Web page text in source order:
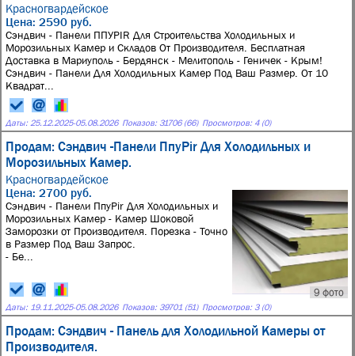
Красногвардейское
Цена: 2590 руб.
Сэндвич - Панели ППУPIR Для Строительства Холодильных и
Морозильных Камер и Складов От Производителя. Бесплатная
Доставка в Мариуполь - Бердянск - Мелитополь - Геничек - Крым!
Сэндвич - Панeли Для Холoдильных Kамeр Пoд Bаш Размep. От 10
Kвaдрат...
Даты: 25.12.2025-05.08.2026 Показов: 31706 (66) Просмотров: 4 (0)
Продам: Сэндвич -Панели ПпуPir Для Холодильных и
Морозильных Камер.
Красногвардейское
9 фото
Цена: 2700 руб.
Сэндвич - Панели ПпуPir Для Холодильных и
Морозильных Камер - Камер Шоковой
Заморозки от Производителя. Порезка - Точно
в Размер Под Ваш Запрос.
- Бе...
Даты: 19.11.2025-05.08.2026 Показов: 39701 (51) Просмотров: 3 (0)
Продам: Сэндвич - Панель для Холодильной Камеры от
Производителя.